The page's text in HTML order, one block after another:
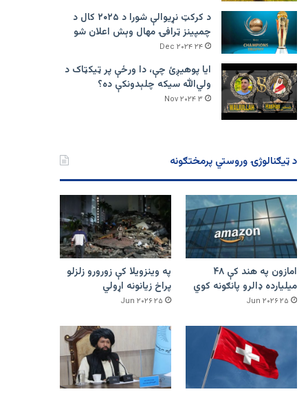
د کرکټ نړیوالې شورا د ۲۰۲۵ کال د
چمپینز ټرافۍ مهال وېش اعلان شو
۲۴ Dec ۲۰۲۴
ایا پوهیږئ چې، دا ورځې پر ټيکټاک د
ولي‌الله سیکه چلېدونکې ده؟
۳ Nov ۲۰۲۴
د ټیګنالوژۍ وروستي پرمختګونه
امازون په هند کې ۴۸
میلیارده ډالرو پانګونه کوي
۲۵ Jun ۲۰۲۶
په وینزویلا کې زورورو زلزلو
پراخ زیانونه اړولي
۲۵ Jun ۲۰۲۶